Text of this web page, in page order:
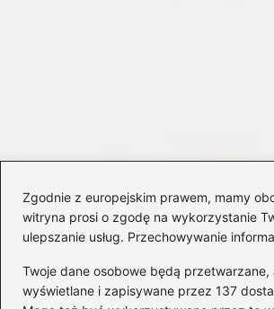
Zgodnie z europejskim prawem, mamy
witryna prosi o zgodę na wykorzystanie
ulepszanie usług. Przechowywanie
Twoje dane osobowe będą
wyświetlane i zapisywane przez 137